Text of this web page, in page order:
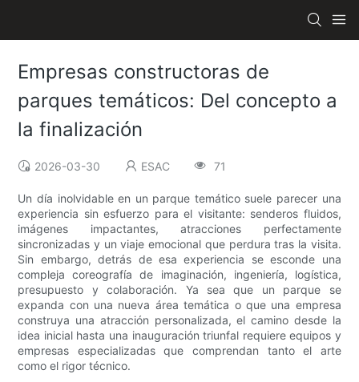
Empresas constructoras de
parques temáticos: Del concepto a
la finalización
2026-03-30 ESAC 71
Un día inolvidable en un parque temático suele parecer una
experiencia sin esfuerzo para el visitante: senderos fluidos,
imágenes impactantes, atracciones perfectamente
sincronizadas y un viaje emocional que perdura tras la visita.
Sin embargo, detrás de esa experiencia se esconde una
compleja coreografía de imaginación, ingeniería, logística,
presupuesto y colaboración. Ya sea que un parque se
expanda con una nueva área temática o que una empresa
construya una atracción personalizada, el camino desde la
idea inicial hasta una inauguración triunfal requiere equipos y
empresas especializadas que comprendan tanto el arte
como el rigor técnico.